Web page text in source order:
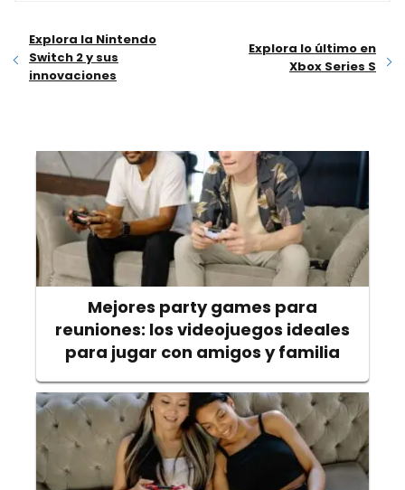
Explora la Nintendo
Switch 2 y sus
innovaciones
Explora lo último en
Xbox Series S
Mejores party games para
reuniones: los videojuegos ideales
para jugar con amigos y familia